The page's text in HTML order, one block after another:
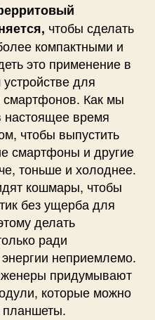
чтобы сделать
компактными и
это применение в
для
Как мы
настоящее время
чтобы выпустить
смартфоны и другие
тоньше и холоднее.
кошмары, чтобы
без ущерба для
делать
ради
неприемлемо.
придумывают
которые можно
планшеты.